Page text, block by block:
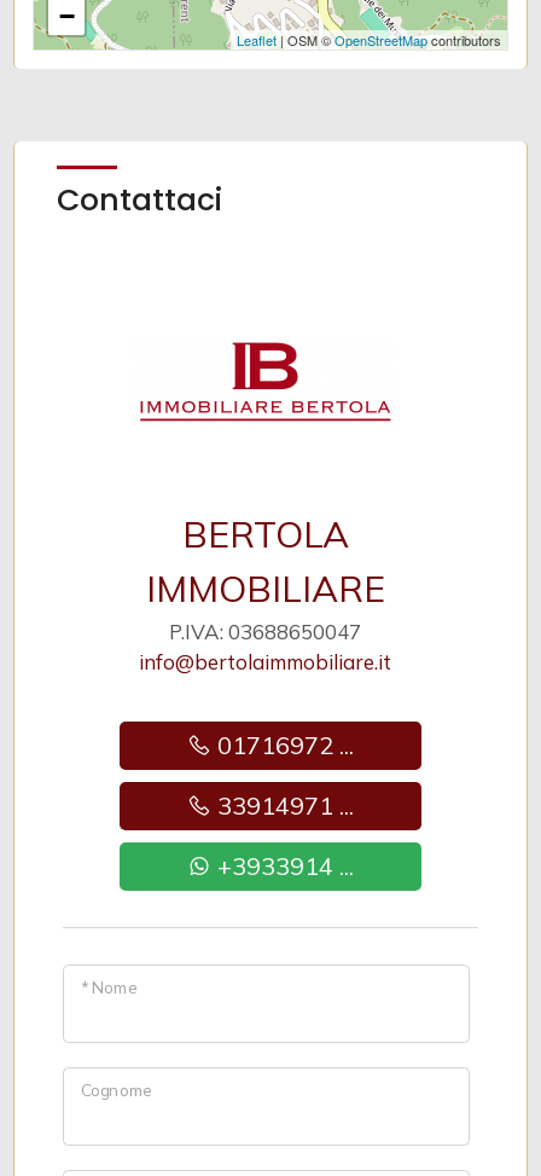
−
Leaflet| OSM ©OpenStreetMapcontributors
Contattaci
BERTOLA
IMMOBILIARE
P.IVA: 03688650047
info@bertolaimmobiliare.it
01716972 ...
33914971 ...
+3933914 ...
* Nome
Cognome